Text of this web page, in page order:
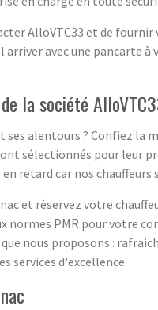
AlloVTC33 et de
avec une pancarte
la société
ses alentours ? Confiez la
sélectionnés pour leur
retard car nos chauffeurs
et réservez votre
normes PMR pour votre
que nous proposons :
services d'excellence.